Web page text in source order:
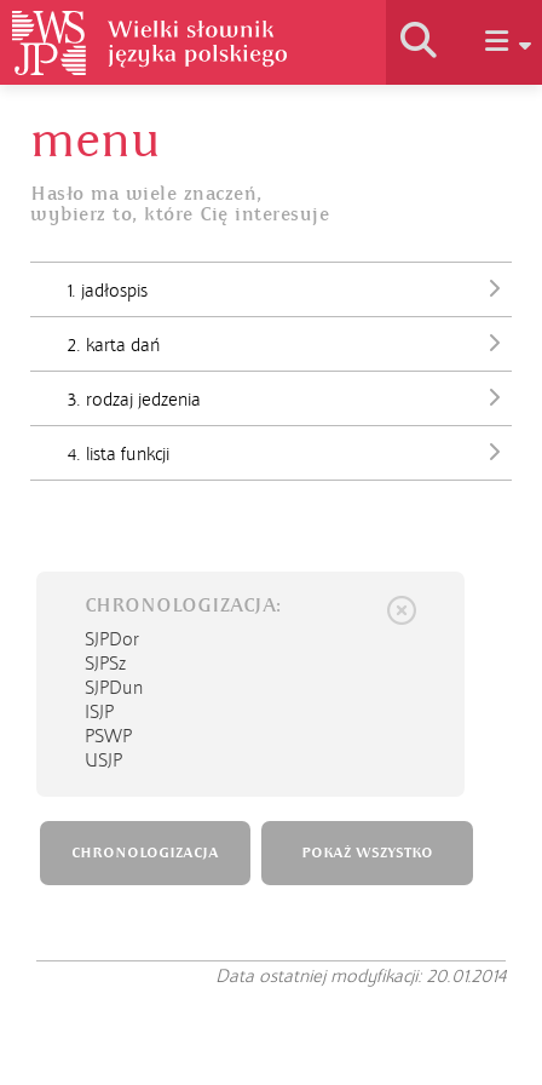
Jak korzystać
menu
Hasło ma wiele znaczeń,
wybierz to, które Cię interesuje
1. jadłospis
2. karta dań
3. rodzaj jedzenia
4. lista funkcji
CHRONOLOGIZACJA:
SJPDor
SJPSz
SJPDun
ISJP
PSWP
USJP
CHRONOLOGIZACJA POKAŻ WSZYSTKO
Data ostatniej modyfikacji: 20.01.2014